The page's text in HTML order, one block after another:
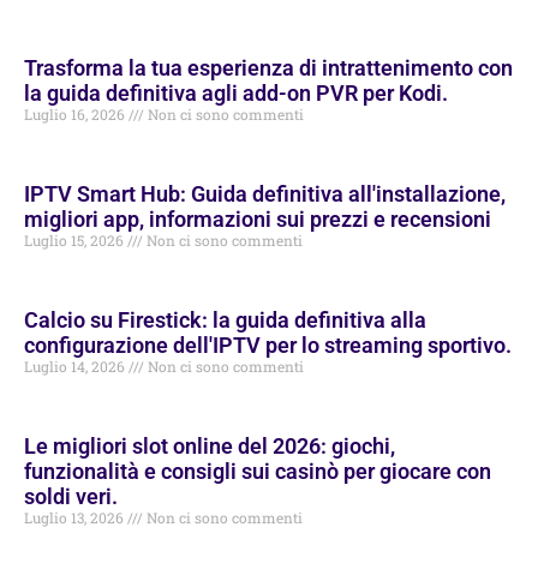
Trasforma la tua esperienza di intrattenimento con
la guida definitiva agli add-on PVR per Kodi.
Luglio 16, 2026 Non ci sono commenti
IPTV Smart Hub: Guida definitiva all'installazione,
migliori app, informazioni sui prezzi e recensioni
Luglio 15, 2026 Non ci sono commenti
Calcio su Firestick: la guida definitiva alla
configurazione dell'IPTV per lo streaming sportivo.
Luglio 14, 2026 Non ci sono commenti
Le migliori slot online del 2026: giochi,
funzionalità e consigli sui casinò per giocare con
soldi veri.
Luglio 13, 2026 Non ci sono commenti